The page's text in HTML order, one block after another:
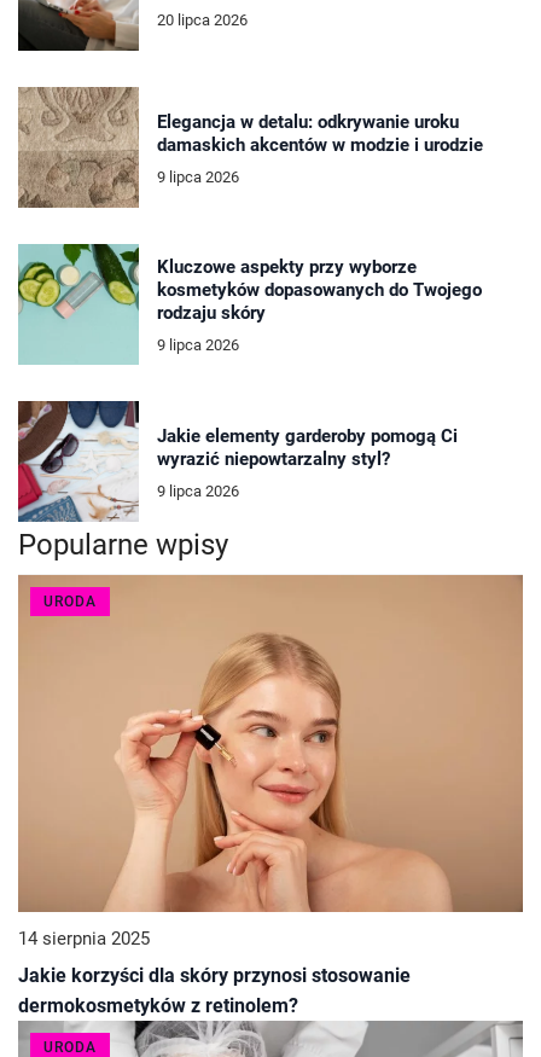
20 lipca 2026
Elegancja w detalu: odkrywanie uroku
damaskich akcentów w modzie i urodzie
9 lipca 2026
Kluczowe aspekty przy wyborze
kosmetyków dopasowanych do Twojego
rodzaju skóry
9 lipca 2026
Jakie elementy garderoby pomogą Ci
wyrazić niepowtarzalny styl?
9 lipca 2026
Popularne wpisy
URODA
14 sierpnia 2025
Jakie korzyści dla skóry przynosi stosowanie
dermokosmetyków z retinolem?
URODA